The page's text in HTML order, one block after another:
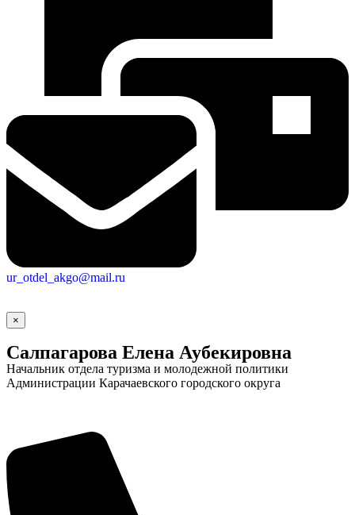
ur_otdel_akgo@mail.ru
×
Салпагарова Елена Аубекировна
Начальник отдела туризма и молодежной политики
Администрации Карачаевского городского округа